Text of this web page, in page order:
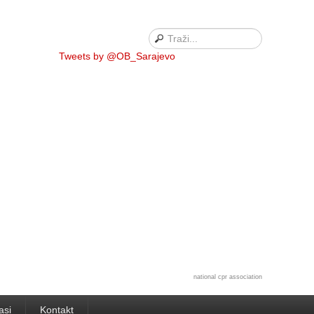
Tweets by @OB_Sarajevo
national cpr association
Kontakt